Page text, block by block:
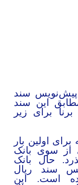
سند
این سند
برای زیر
اولین بار
سوی بانک
بانک
ریال
است. این